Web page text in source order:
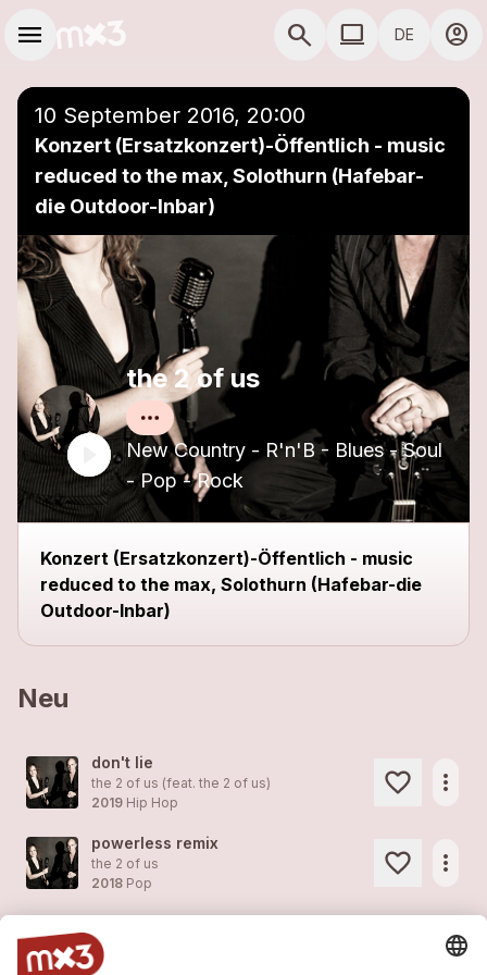
menu search COMPUTER
computer DE account_circle
10 September 2016, 20:00
Konzert (Ersatzkonzert)-Öffentlich - music
reduced to the max, Solothurn (Hafebar-
die Outdoor-Inbar)
the 2 of us
New Country - R'n'B - Blues - Soul
- Pop - Rock
Konzert (Ersatzkonzert)-Öffentlich - music
reduced to the max, Solothurn (Hafebar-die
Outdoor-Inbar)
Neu
don't lie
the 2 of us (feat. the 2 of us)
2019 Hip Hop
more_horiz
powerless remix
the 2 of us
2018 Pop
more_horiz
the 2 of us
2018
more_horiz
Einer Playlist hinzufügen close